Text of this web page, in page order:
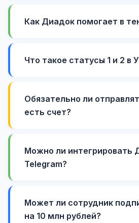
Как Диадок помогает в
Что такое статусы 1 и 2 в
Обязательно ли
есть счет?
Можно ли интегрировать
Telegram?
Может ли сотрудник
на 10 млн рублей?